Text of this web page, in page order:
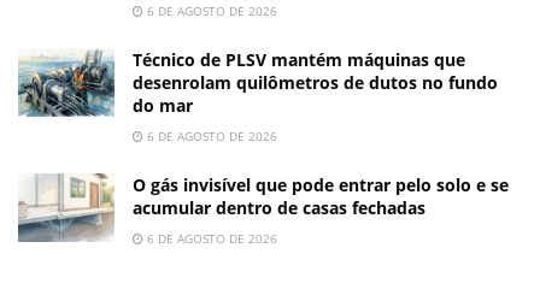
6 DE AGOSTO DE 2026
Técnico de PLSV mantém máquinas que
desenrolam quilômetros de dutos no fundo
do mar
6 DE AGOSTO DE 2026
O gás invisível que pode entrar pelo solo e se
acumular dentro de casas fechadas
6 DE AGOSTO DE 2026